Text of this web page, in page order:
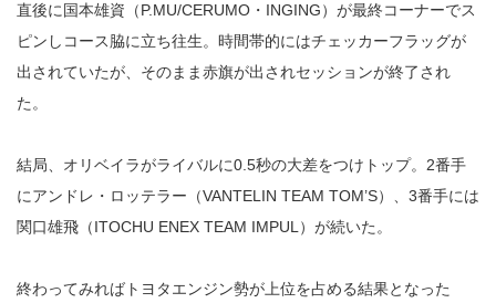
直後に国本雄資（P.MU/CERUMO・INGING）が最終コーナーでス
ピンしコース脇に立ち往生。時間帯的にはチェッカーフラッグが
出されていたが、そのまま赤旗が出されセッションが終了され
た。
結局、オリベイラがライバルに0.5秒の大差をつけトップ。2番手
にアンドレ・ロッテラー（VANTELIN TEAM TOM’S）、3番手には
関口雄飛（ITOCHU ENEX TEAM IMPUL）が続いた。
終わってみればトヨタエンジン勢が上位を占める結果となった